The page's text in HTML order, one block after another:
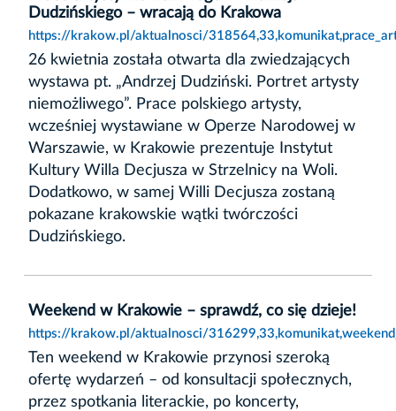
Dudzińskiego – wracają do Krakowa
https://krakow.pl/aktualnosci/
26 kwietnia została otwarta dla zwiedzających
wystawa pt. „Andrzej Dudziński. Portret artysty
niemożliwego”. Prace polskiego artysty,
wcześniej wystawiane w Operze Narodowej w
Warszawie, w Krakowie prezentuje Instytut
Kultury Willa Decjusza w Strzelnicy na Woli.
Dodatkowo, w samej Willi Decjusza zostaną
pokazane krakowskie wątki twórczości
Dudzińskiego.
Weekend w Krakowie – sprawdź, co się dzieje!
https://krakow.pl/aktualnosci/
Ten weekend w Krakowie przynosi szeroką
ofertę wydarzeń – od konsultacji społecznych,
przez spotkania literackie, po koncerty,